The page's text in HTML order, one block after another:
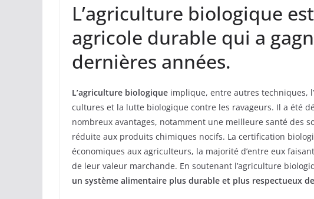
L’agriculture biologique
agricole durable qui a
dernières années.
L’agriculture biologique implique, entre autres techniques,
cultures et la lutte biologique contre les ravageurs. Il a été
nombreux avantages, notamment une meilleure santé des
réduite aux produits chimiques nocifs. La certification
économiques aux agriculteurs, la majorité d’entre eux
de leur valeur marchande. En soutenant l’agriculture
un système alimentaire plus durable et plus respectueux